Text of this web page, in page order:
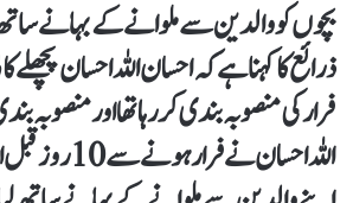
بچوں کو والدین سے ملوانے کے بہانے
ذرائع کا کہنا ہے کہ احسان اللہ احسان
فرار کی منصوبہ بندی کر رہا تھا اور
اللہ احسان نے